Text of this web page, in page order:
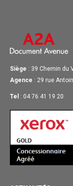
Siège : 39 Chemin du
Agence : 29 rue
Tel : 04 76 41 19 20